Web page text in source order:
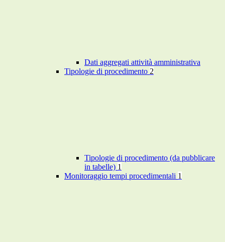
Dati aggregati attività amministrativa
Tipologie di procedimento 2
Tipologie di procedimento (da pubblicare
in tabelle) 1
Monitoraggio tempi procedimentali 1